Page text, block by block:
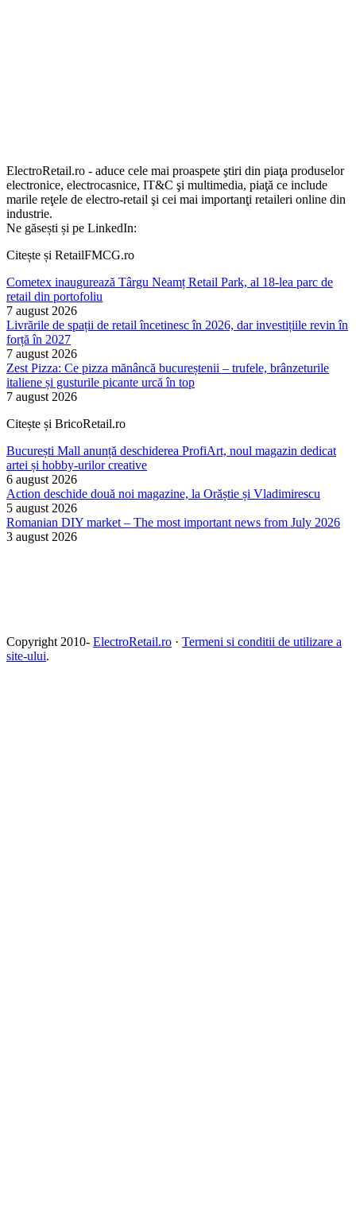
ElectroRetail.ro - aduce cele mai proaspete ştiri din piaţa produselor
electronice, electrocasnice, IT&C şi multimedia, piaţă ce include
marile reţele de electro-retail şi cei mai importanţi retaileri online din
industrie.
Ne găsești și pe LinkedIn:
Citește și RetailFMCG.ro
Cometex inaugurează Târgu Neamț Retail Park, al 18-lea parc de
retail din portofoliu
7 august 2026
Livrările de spații de retail încetinesc în 2026, dar investițiile revin în
forță în 2027
7 august 2026
Zest Pizza: Ce pizza mănâncă bucureștenii – trufele, brânzeturile
italiene și gusturile picante urcă în top
7 august 2026
Citește și BricoRetail.ro
București Mall anunță deschiderea ProfiArt, noul magazin dedicat
artei și hobby-urilor creative
6 august 2026
Action deschide două noi magazine, la Orăștie și Vladimirescu
5 august 2026
Romanian DIY market – The most important news from July 2026
3 august 2026
Copyright 2010- ElectroRetail.ro · Termeni si conditii de utilizare a
site-ului.